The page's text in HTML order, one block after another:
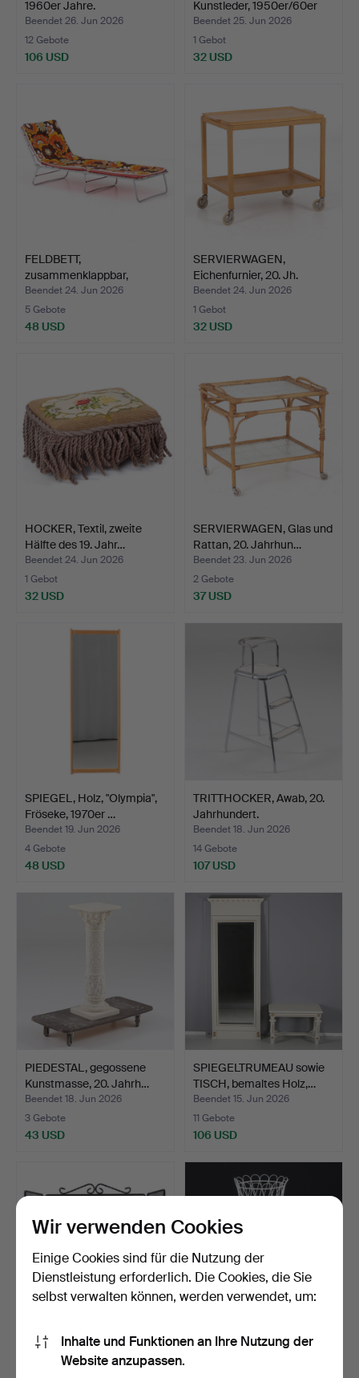
1960er Jahre.
Beendet 26. Jun 2026
12 Gebote
106 USD
Kunstleder, 1950er/60er
Jah…
Beendet 25. Jun 2026
1 Gebot
32 USD
FELDBETT,
zusammenklappbar,
Bahmüller, 197…
Beendet 24. Jun 2026
5 Gebote
48 USD
SERVIERWAGEN,
Eichenfurnier, 20. Jh.
Beendet 24. Jun 2026
1 Gebot
32 USD
HOCKER, Textil, zweite
Hälfte des 19. Jahr…
Beendet 24. Jun 2026
1 Gebot
32 USD
SERVIERWAGEN, Glas und
Rattan, 20. Jahrhun…
Beendet 23. Jun 2026
2 Gebote
37 USD
SPIEGEL, Holz, "Olympia",
Fröseke, 1970er …
Beendet 19. Jun 2026
4 Gebote
48 USD
TRITTHOCKER, Awab, 20.
Jahrhundert.
Beendet 18. Jun 2026
14 Gebote
107 USD
PIEDESTAL, gegossene
Kunstmasse, 20. Jahrh…
Beendet 18. Jun 2026
3 Gebote
43 USD
SPIEGELTRUMEAU sowie
TISCH, bemaltes Holz,…
Beendet 15. Jun 2026
11 Gebote
106 USD
FUNKENFANG,
geschmiedet, 20.
Jahrhundert.
Beendet 13. Jun 2026
PIEDESTAL, geschmiedet,
Mitte des 20. Jahr…
Wir verwenden Cookies
Einige Cookies sind für die Nutzung der
Dienstleistung erforderlich. Die Cookies, die Sie
selbst verwalten können, werden verwendet, um:
Inhalte und Funktionen an Ihre Nutzung der
Website anzupassen.